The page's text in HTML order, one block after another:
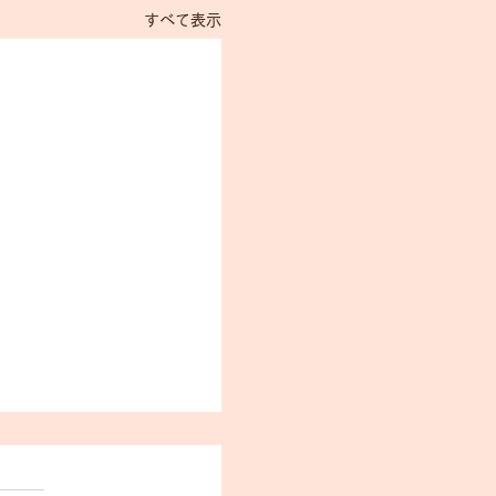
すべて表示